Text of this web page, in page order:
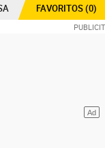
FAVORITOS (0)